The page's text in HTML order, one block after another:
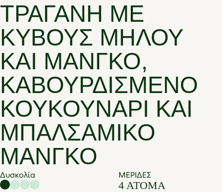
ΤΡΑΓΑΝΉ ΜΕ
ΚΎΒΟΥΣ ΜΉΛΟΥ
ΚΑΙ ΜΆΝΓΚΟ,
ΚΑΒΟΥΡΔΙΣΜΈΝΟ
ΚΟΥΚΟΥΝΆΡΙ ΚΑΙ
ΜΠΑΛΣΆΜΙΚΟ
ΜΆΝΓΚΟ
Δυσκολία ΜΕΡΙΔΕΣ
4 ΆΤΟΜΑ